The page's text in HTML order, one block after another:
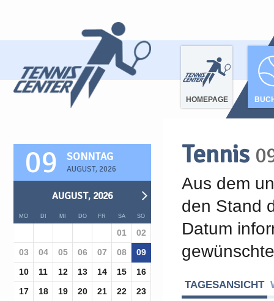
09 SONNTAG
AUGUST, 2026
AUGUST, 2026
MO DI MI DO FR SA SO
01
02
03
04 05 06 07 08
09
10
11 12 13 14 15
16
17
18 19 20 21 22
23
HOMEPAGE
Tennis
Aus dem
den Stand
Datum
TAGESANSICHT